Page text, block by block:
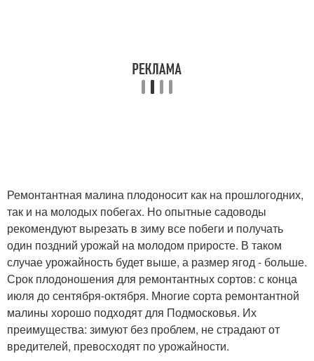
Ремонтантная малина плодоносит как на прошлогодних,
так и на молодых побегах. Но опытные садоводы
рекомендуют вырезать в зиму все побеги и получать
один поздний урожай на молодом приросте. В таком
случае урожайность будет выше, а размер ягод - больше.
Срок плодоношения для ремонтантных сортов: с конца
июля до сентября-октября. Многие сорта ремонтантной
малины хорошо подходят для Подмосковья. Их
преимущества: зимуют без проблем, не страдают от
вредителей, превосходят по урожайности.